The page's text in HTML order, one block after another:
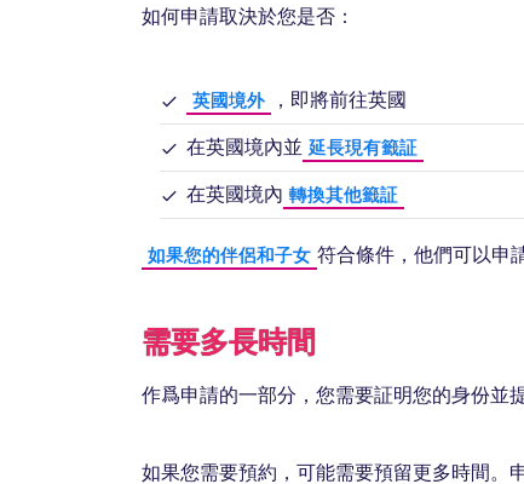
如何申請取決於您是否：
英國境外 ，即將前往英國
在英國境內並 延長現有籤証
在英國境內 轉換其他籤証
如果您的伴侶和子女 符合條件，他們可以申
需要多長時間
作爲申請的一部分，您需要証明您的身份並
如果您需要預約，可能需要預留更多時間。